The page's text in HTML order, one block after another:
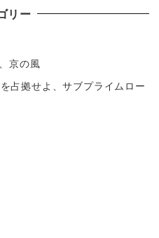
リー
京の風
占拠せよ、サブプライムロー